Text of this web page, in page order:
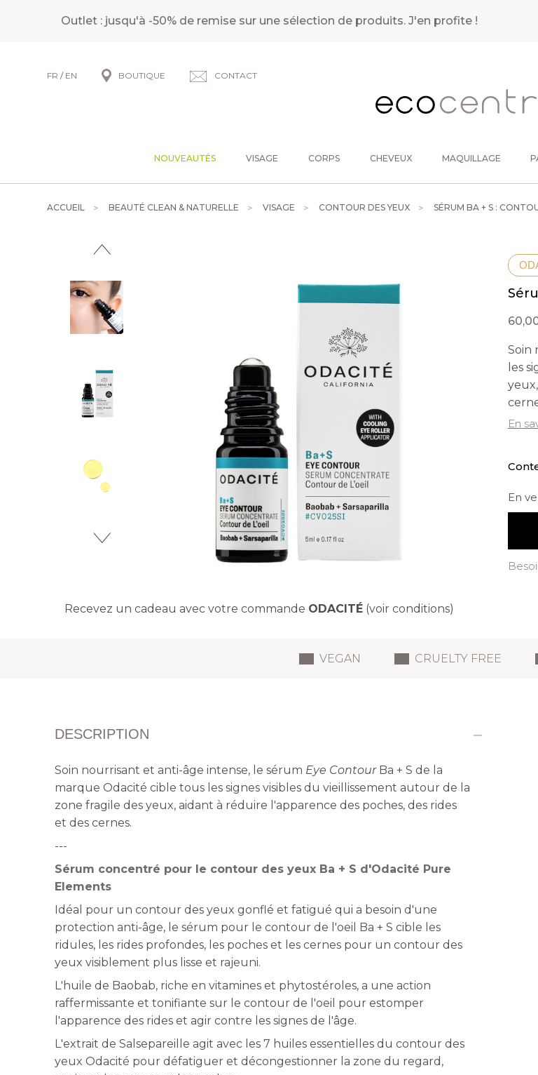
Outlet : jusqu'à -50% de remise sur une sélection de produits.J'en profite !
FR / EN BOUTIQUE CONTACT
NOUVEAUTÉS VISAGE CORPS CHEVEUX MAQUILLAGE
ACCUEIL BEAUTÉ CLEAN & NATURELLE VISAGE CONTOUR DES YEUX SÉRUM BA + S :
Recevez un cadeau avec votre commande ODACITÉ(voir conditions)
Soin
les
En
En
VEGAN CRUELTY FREE
DESCRIPTION
Soin nourrisant et anti-âge intense, le sérum Eye ContourBa + S de la
marque Odacité cible tous les signes visibles du vieillissement autour de la
zone fragile des yeux, aidant à réduire l'apparence des poches, des rides
et des cernes.
---
Sérum concentré pour le contour des yeux Ba + S d'Odacité Pure
Elements
Idéal pour un contour des yeux gonflé et fatigué qui a besoin d'une
protection anti-âge, le sérum pour le contour de l'oeil Ba + S cible les
ridules, les rides profondes, les poches et les cernes pour un contour des
yeux visiblement plus lisse et rajeuni.
L'huile de Baobab, riche en vitamines et phytostéroles, a une action
raffermissante et tonifiante sur le contour de l'oeil pour estomper
l'apparence des rides et agir contre les signes de l'âge.
L'extrait de Salsepareille agit avec les 7 huiles essentielles du contour des
yeux Odacité pour défatiguer et décongestionner la zone du regard,